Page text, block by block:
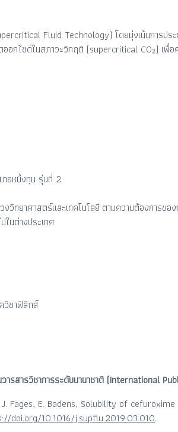
Fluid Technology) โดยมุ่งเน้นการ
อกไซด์ในสภาวะวิกฤติ (supercritical CO₂) เ
ภอหนึ่งทุน รุ่นที่ 2
งวิทยาศาสตร์และเทคโนโลยี ตามความต้องการข
ในต่างประเทศ
ชาฟิสิกส์
ารสารวิชาการระดับนานาชาติ (International
J. Fages, E. Badens, Solubility of
doi.org/10.1016/j.supflu.2019.03.010.